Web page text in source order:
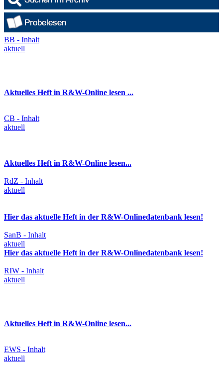
BB - Inhalt
aktuell
Aktuelles Heft in R&W-Online lesen ...
CB - Inhalt
aktuell
Aktuelles Heft in R&W-Online lesen...
RdZ - Inhalt
aktuell
Hier das aktuelle Heft in der R&W-Onlinedatenbank lesen!
SanB - Inhalt
aktuell
Hier das aktuelle Heft in der R&W-Onlinedatenbank lesen!
RIW - Inhalt
aktuell
Aktuelles Heft in R&W-Online lesen...
EWS - Inhalt
aktuell